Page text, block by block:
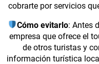
cobrarte por servicios
Cómo evitarlo: Antes
empresa que ofrece el
de otros turistas y
información turística